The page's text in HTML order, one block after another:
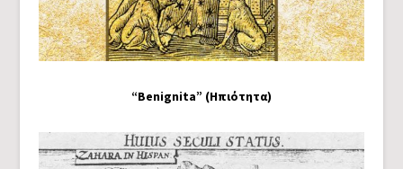
“Benignita” (Ηπιότητα)